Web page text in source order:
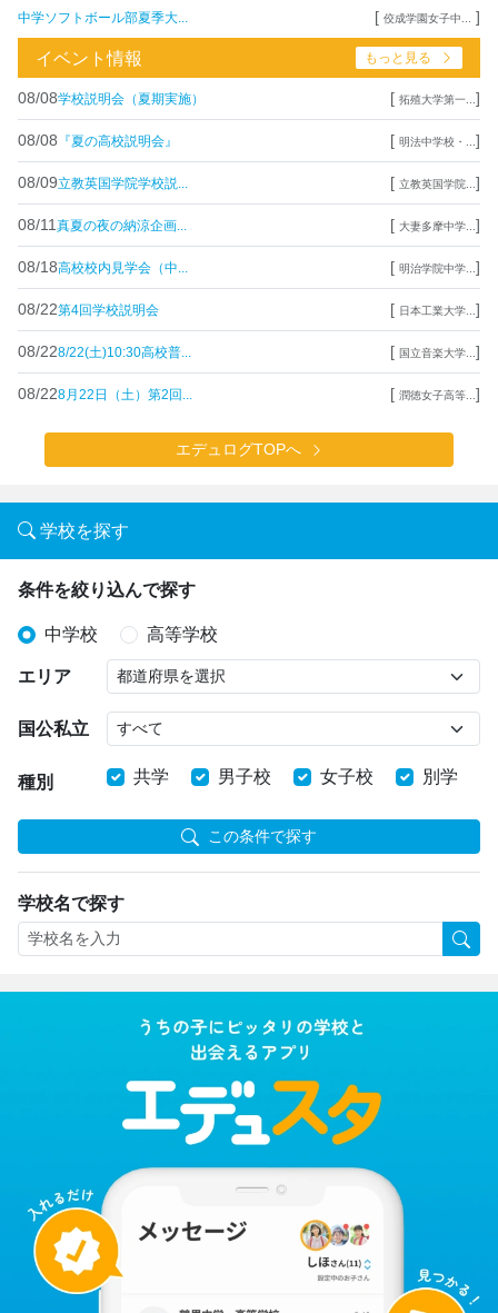
中学ソフトボール部夏季大... [ 佼成学園女子中... ]
イベント情報 もっと見る
08/08学校説明会（夏期実施） [ 拓殖大学第一... ]
08/08 『夏の高校説明会』 [ 明法中学校・... ]
08/09立教英国学院学校説... [ 立教英国学院... ]
08/11 真夏の夜の納涼企画... [ 大妻多摩中学... ]
08/18高校校内見学会（中... [ 明治学院中学... ]
08/22第4回学校説明会 [ 日本工業大学... ]
08/228/22(土)10:30高校普... [ 国立音楽大学... ]
08/228月22日（土）第2回... [ 潤徳女子高等... ]
エデュログTOPへ
学校を探す
条件を絞り込んで探す
中学校 高等学校
エリア
国公私立
種別 共学 男子校 女子校 別学
この条件で探す
学校名で探す